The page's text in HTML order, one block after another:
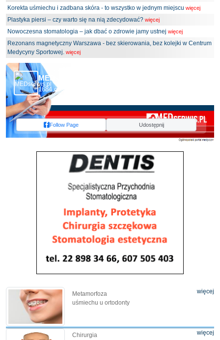
Korekta uśmiechu i zadbana skóra - to wszystko w jednym miejscu więcej
Plastyka piersi – czy warto się na nią zdecydować? więcej
Nowoczesna stomatologia – jak dbać o zdrowie jamy ustnej więcej
Rezonans magnetyczny Warszawa - bez skierowania, bez kolejki w Centrum
Medycyny Sportowej. więcej
MEDserwis.pl - Ogólnopolski Portal Medyczny
1684 obserwujących
Follow Page Udostępnij
Metamorfoza
uśmiechu u ortodonty
więcej
Chirurgia
więcej